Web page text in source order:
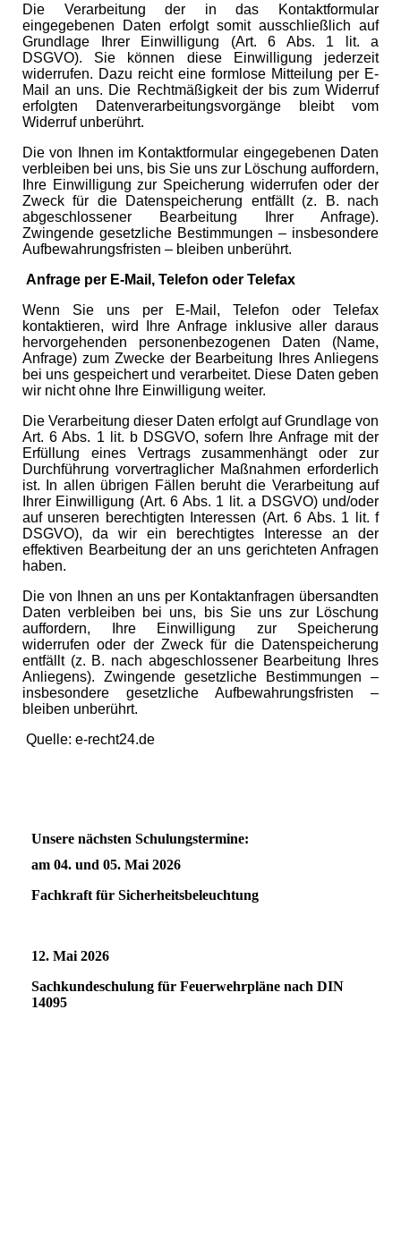
Die Verarbeitung der in das Kontaktformular
eingegebenen Daten erfolgt somit ausschließlich auf
Grundlage Ihrer Einwilligung (Art. 6 Abs. 1 lit. a
DSGVO). Sie können diese Einwilligung jederzeit
widerrufen. Dazu reicht eine formlose Mitteilung per E-
Mail an uns. Die Rechtmäßigkeit der bis zum Widerruf
erfolgten Datenverarbeitungsvorgänge bleibt vom
Widerruf unberührt.
Die von Ihnen im Kontaktformular eingegebenen Daten
verbleiben bei uns, bis Sie uns zur Löschung auffordern,
Ihre Einwilligung zur Speicherung widerrufen oder der
Zweck für die Datenspeicherung entfällt (z. B. nach
abgeschlossener Bearbeitung Ihrer Anfrage).
Zwingende gesetzliche Bestimmungen – insbesondere
Aufbewahrungsfristen – bleiben unberührt.
Anfrage per E-Mail, Telefon oder Telefax
Wenn Sie uns per E-Mail, Telefon oder Telefax
kontaktieren, wird Ihre Anfrage inklusive aller daraus
hervorgehenden personenbezogenen Daten (Name,
Anfrage) zum Zwecke der Bearbeitung Ihres Anliegens
bei uns gespeichert und verarbeitet. Diese Daten geben
wir nicht ohne Ihre Einwilligung weiter.
Die Verarbeitung dieser Daten erfolgt auf Grundlage von
Art. 6 Abs. 1 lit. b DSGVO, sofern Ihre Anfrage mit der
Erfüllung eines Vertrags zusammenhängt oder zur
Durchführung vorvertraglicher Maßnahmen erforderlich
ist. In allen übrigen Fällen beruht die Verarbeitung auf
Ihrer Einwilligung (Art. 6 Abs. 1 lit. a DSGVO) und/oder
auf unseren berechtigten Interessen (Art. 6 Abs. 1 lit. f
DSGVO), da wir ein berechtigtes Interesse an der
effektiven Bearbeitung der an uns gerichteten Anfragen
haben.
Die von Ihnen an uns per Kontaktanfragen übersandten
Daten verbleiben bei uns, bis Sie uns zur Löschung
auffordern, Ihre Einwilligung zur Speicherung
widerrufen oder der Zweck für die Datenspeicherung
entfällt (z. B. nach abgeschlossener Bearbeitung Ihres
Anliegens). Zwingende gesetzliche Bestimmungen –
insbesondere gesetzliche Aufbewahrungsfristen –
bleiben unberührt.
Quelle: e-recht24.de
Unsere nächsten Schulungstermine:
am 04. und 05. Mai 2026
Fachkraft für Sicherheitsbeleuchtung
12. Mai 2026
Sachkundeschulung für Feuerwehrpläne nach DIN
14095